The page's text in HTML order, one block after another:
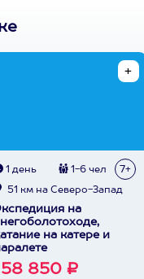
1 день 1-6 чел 7+
51 км на Северо-Запад
на
на катере и
850 ₽